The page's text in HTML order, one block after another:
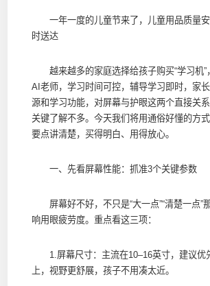
一年一度的儿童节来了，儿童用品质量安
时送达
越来越多的家庭选择给孩子购买“学习机”
AI老师，学习时间可控，辅导学习即时，家
源和学习功能，对屏幕与护眼这两个直接关
关键了解不多。今天我们将用通俗好懂的方
要点讲清楚，买得明白、用得放心。
一、先看屏幕性能：抓准3个关键参数
屏幕好不好，不只是“大一点”“清楚一点”
响用眼疲劳度。重点看这三项：
1.屏幕尺寸：主流在10–16英寸，建议优
上，视野更舒展，孩子不用凑太近。